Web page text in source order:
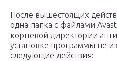
После вышестоящих
одна папка с файлами
корневой директории
установке программы не
следующие действия: